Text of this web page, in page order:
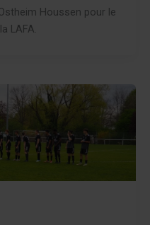
Houssen pour le
LAFA.